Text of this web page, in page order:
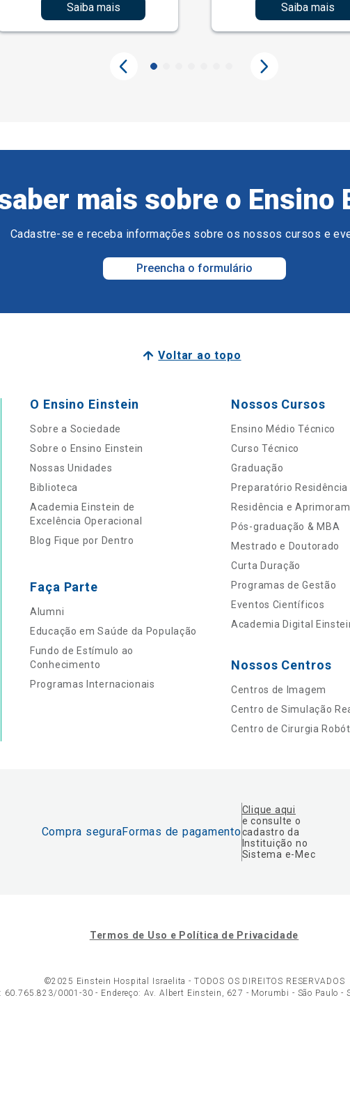
Saiba mais Saiba mais
mais sobre o Ensino
Cadastre-se e receba informações sobre os nossos cursos e
Preencha o formulário
Voltar ao topo
O Ensino Einstein
Sobre a Sociedade
Sobre o Ensino Einstein
Nossas Unidades
Biblioteca
Academia Einstein de
Excelência Operacional
Blog Fique por Dentro
Faça Parte
Alumni
Educação em Saúde da População
Fundo de Estímulo ao
Conhecimento
Programas Internacionais
Nossos Cursos
Ensino Médio Técnico
Curso Técnico
Graduação
Preparatório Residência
Residência e
Pós-graduação & MBA
Mestrado e Doutorado
Curta Duração
Programas de Gestão
Eventos Científicos
Academia Digital
Nossos Centros
Centros de Imagem
Centro de Simulação
Centro de Cirurgia
Compra seguraFormas de pagamento
Clique aqui
e consulte o
cadastro da
Instituição no
Sistema e-Mec
Termos de Uso e Política de Privacidade
©2025 Einstein Hospital Israelita - TODOS OS DIREITOS RESERVADOS
60.765.823/0001-30 - Endereço: Av. Albert Einstein, 627 - Morumbi - São Paulo -